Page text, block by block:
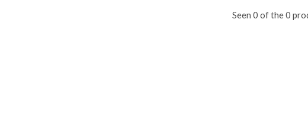
Seen 0 of the 0